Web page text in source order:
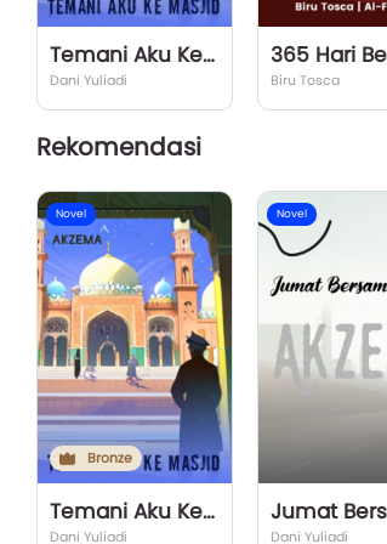
Temani Aku Ke Masjid
Dani Yuliadi Biru Tosca
Rekomendasi
Novel
Bronze
Temani Aku Ke Masjid
Dani Yuliadi
Novel
Dani Yuliadi